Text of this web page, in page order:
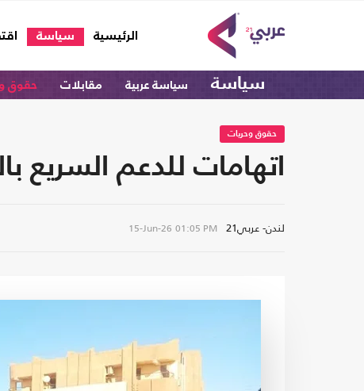
الرئيسية
(current) سياسة
سياسة سياسة عربية مقابلات حقوق
حقوق وحريات
اتهامات للدعم السريع
لندن- عربي21 15-Jun-26 01:05 PM